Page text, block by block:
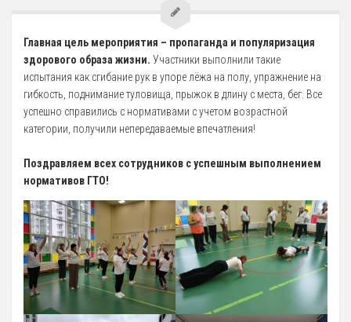
5 Руководство. Педагогический (научно-педагогический) состав
Администрация
Тренерский состав
6 Материально-техническое обеспечение и оснащенность
7 Доступная среда
Организация питания в Образовательной организации
8 Международное сотрудничество
9 Вакантные места для приема (перевода) обучающихся
10 Стипендии и меры поддержки обучающихся
11 Финансово-хозяйственная деятельность
Главная цель мероприятия – пропаганда и популяризация
здорового образа жизни. Участники выполнили такие
испытания как сгибание рук в упоре лёжа на полу, упражнение на
гибкость, поднимание туловища, прыжок в длину с места, бег. Все
успешно справились с нормативами с учетом возрастной
категории, получили непередаваемые впечатления!
Поздравляем всех сотрудников с успешным выполнением
нормативов ГТО!